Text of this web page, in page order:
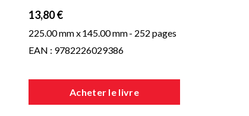
13,80 €
225.00 mm x145.00 mm- 252 pages
EAN : 9782226029386
Acheter le livre